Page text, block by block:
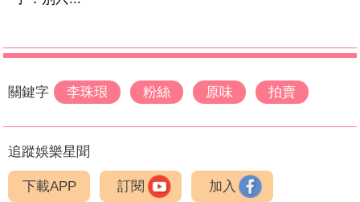
關鍵字 李珠珢 粉絲 原味 拍賣
追蹤娛樂星聞
下載APP 訂閱 加入